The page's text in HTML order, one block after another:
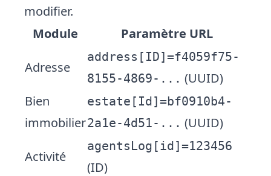
modifier.
Module
Paramètre URL
Adresse
address[ID]=f4059f75-
8155-4869-... (UUID)
Bien
immobilier
estate[Id]=bf0910b4-
2a1e-4d51-... (UUID)
Activité
agentsLog[id]=123456
(ID)